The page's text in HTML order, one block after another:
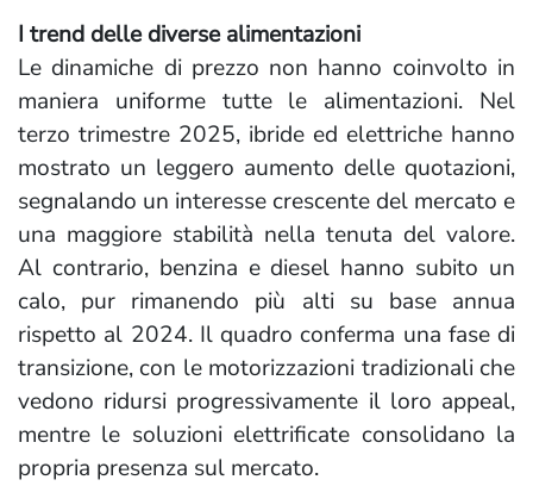
I trend delle diverse alimentazioni
Le dinamiche di prezzo non hanno coinvolto in
maniera uniforme tutte le alimentazioni. Nel
terzo trimestre 2025, ibride ed elettriche hanno
mostrato un leggero aumento delle quotazioni,
segnalando un interesse crescente del mercato e
una maggiore stabilità nella tenuta del valore.
Al contrario, benzina e diesel hanno subito un
calo, pur rimanendo più alti su base annua
rispetto al 2024. Il quadro conferma una fase di
transizione, con le motorizzazioni tradizionali che
vedono ridursi progressivamente il loro appeal,
mentre le soluzioni elettrificate consolidano la
propria presenza sul mercato.